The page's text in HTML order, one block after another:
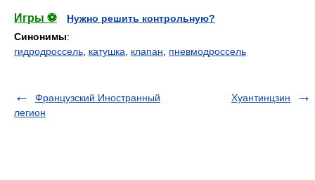
Игры ⚽
Нужно решить контрольную?
Синонимы:
гидродроссель катушка клапан пневмодроссель
Французский Иностранный
легион
Хуантинцзин